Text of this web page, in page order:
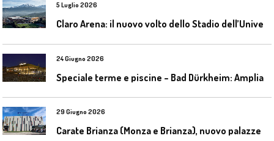
5 Luglio 2026
24 Giugno 2026
29 Giugno 2026